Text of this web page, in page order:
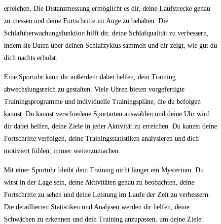
erreichen. Die Distanzmessung ermöglicht⁤ es dir, deine Laufstrecke genau
zu⁣ messen und​ deine Fortschritte im Auge zu behalten. Die
Schlafüberwachungsfunktion hilft dir, deine Schlafqualität zu verbessern,⁣
indem sie Daten ‍über deinen Schlafzyklus sammelt und dir zeigt, wie ⁢gut du
​dich nachts erholst.
Eine Sportuhr kann dir außerdem dabei helfen, dein Training
abwechslungsreich zu gestalten. Viele Uhren ‍bieten vorgefertigte
Trainingsprogramme ⁢und⁤ individuelle Trainingspläne, die ⁤du befolgen
kannst. Du kannst verschiedene Sportarten auswählen und deine Uhr wird
dir dabei helfen, deine Ziele in jeder Aktivität zu erreichen. Du kannst deine
Fortschritte verfolgen, deine Trainingsstatistiken⁤ analysieren und dich
⁢motiviert fühlen,⁢ immer weiterzumachen.
Mit einer Sportuhr bleibt dein Training‌ nicht länger ein Mysterium. Du
wirst in der Lage sein, deine ⁢Aktivitäten genau zu beobachten, deine
Fortschritte zu sehen und deine Leistung im Laufe der Zeit zu verbessern.
Die detaillierten Statistiken und Analysen werden dir helfen, deine
Schwächen zu erkennen und dein Training anzupassen, um deine Ziele